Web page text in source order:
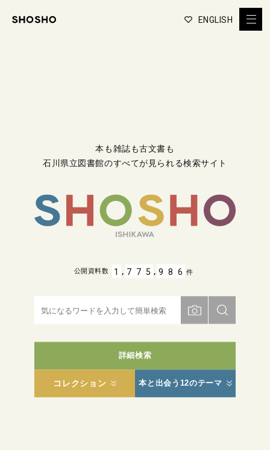
ENGLISH
本も雑誌も古文書も
石川県立図書館のすべてが見られる検索サイト
詳細検索
コレクション 本と出会う12のテーマ
公開資料数 1 , 7 7 5 , 9 8 6 件